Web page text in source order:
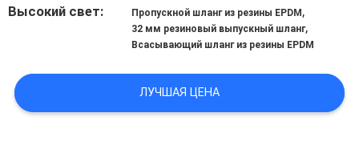
НОВОСТИ
ЦИТАТУ
Высокий свет: Пропускной шланг из резины EPDM ,
32 мм резиновый выпускный шланг,
Всасывающий шланг из резины EPDM
ЛУЧШАЯ ЦЕНА